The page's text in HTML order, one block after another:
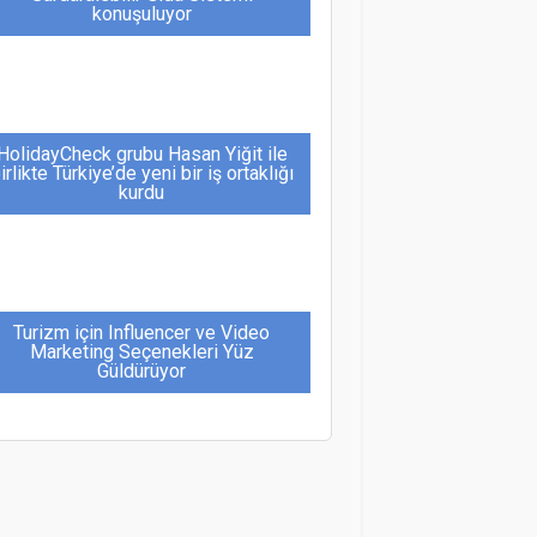
konuşuluyor
HolidayCheck grubu Hasan Yiğit ile
Türkiye’de yeni bir iş ortaklığı
kurdu
Turizm için Influencer ve Video
Marketing Seçenekleri Yüz
Güldürüyor